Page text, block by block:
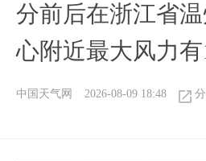
分前后在浙江省
心附近最大风力
中国天气网 2026-08-09 18:48